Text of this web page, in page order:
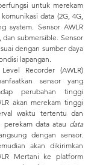
untuk merekam
data (2G, 4G,
system. Sensor AWLR
submersible. Sensor
dengan sumber daya
lapangan.
sensor yang
perubahan tinggi
akan merekam tinggi
waktu tertentu dan
data atau data
dengan sensor.
akan dikirimkan
Mertani ke platform